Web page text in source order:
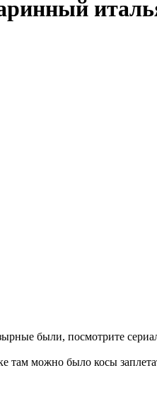
были, посмотрите
там можно было косы